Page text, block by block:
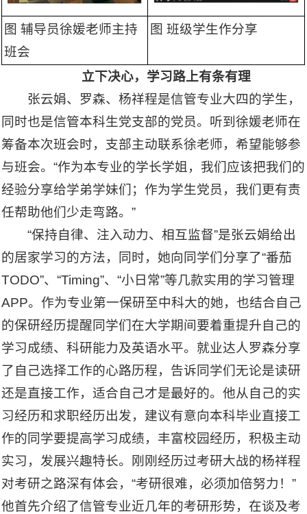
图 辅导员徐媛老师主持
班会
图 班级学生作分享
立下决心，学习路上有条有理
张云娟、罗森、杨祥程是信管专业大四的学生，
同时也是信管本科生党支部的党员。听到徐媛老师在
筹备本次班会时，支部主动联系徐老师，希望能够参
与班会。“作为本专业的学长学姐，我们应该把我们的
经验分享给学弟学妹们；作为学生党员，我们更有责
任帮助他们少走弯路。”
“保持自律、注入动力、相互监督”是张云娟给出
的居家学习的方法，同时，她向同学们分享了“番茄
TODO”、“Timing”、“小日常”等几款实用的学习管理
APP。作为专业第一保研至中科大的她，也结合自己
的保研经历提醒同学们在大学期间要着重提升自己的
学习成绩、科研能力及英语水平。就业达人罗森分享
了自己选择工作的心路历程，告诉同学们无论是读研
还是直接工作，适合自己才是最好的。他从自己的实
习经历和求职经历出发，建议有意向本科毕业直接工
作的同学要提高学习成绩，丰富校园经历，积极主动
实习，发展兴趣特长。刚刚经历过考研大战的杨祥程
对考研之路深有体会，“考研很难，必须加倍努力！”
他首先介绍了信管专业近几年的考研形势，在谈及考